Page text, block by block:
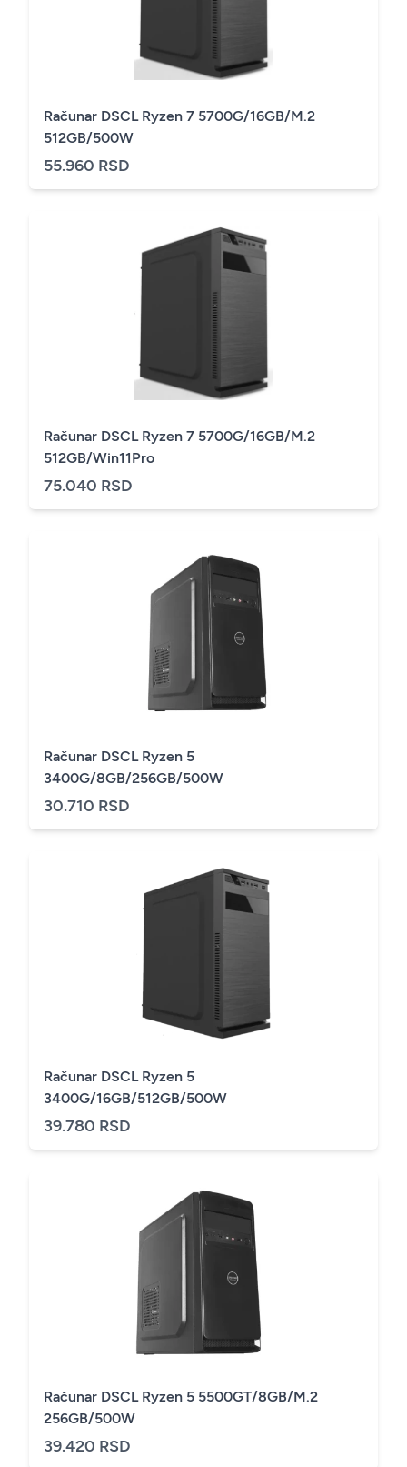
Računar DSCL Ryzen 7 5700G/16GB/M.2
512GB/500W
55.960 RSD
Računar DSCL Ryzen 7 5700G/16GB/M.2
512GB/Win11Pro
75.040 RSD
Računar DSCL Ryzen 5
3400G/8GB/256GB/500W
30.710 RSD
Računar DSCL Ryzen 5
3400G/16GB/512GB/500W
39.780 RSD
Računar DSCL Ryzen 5 5500GT/8GB/M.2
256GB/500W
39.420 RSD